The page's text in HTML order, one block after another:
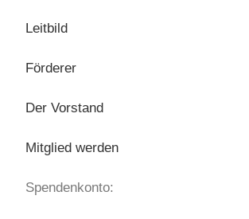
Leitbild
Förderer
Der Vorstand
Mitglied werden
Spendenkonto: